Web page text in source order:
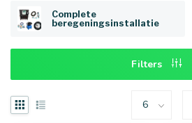
Complete
beregeningsinstallatie
Filters